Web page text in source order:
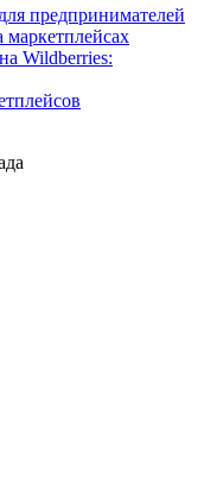
предпринимателей
Wildberries: